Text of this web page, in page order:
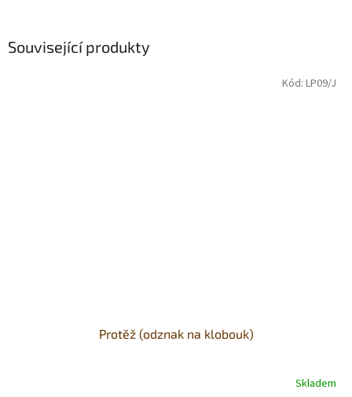
Související produkty
Protěž (odznak na klobouk)
Skladem
Kód: LP09/J